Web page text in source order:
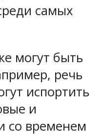
самых
могут быть
речь
испортить
и
со временем